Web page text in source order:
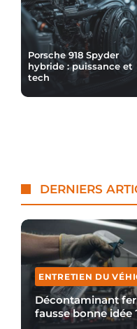
Porsche 918 Spyder
hybride : puissance et
tech
DERNIERS
ENTRETIEN DU
Décontaminant
fausse bonne idée